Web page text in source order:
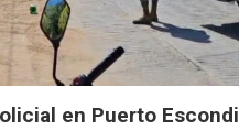
en Puerto